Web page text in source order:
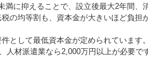
満に抑えることで、設立後最大2年間
の均等割も、資本金が大きいほど負担
として最低資本金が定められています
人材派遣業なら2,000万円以上が必要で